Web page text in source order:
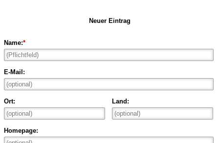
Neuer Eintrag
Name:*
E-Mail:
Ort: Land:
Homepage: